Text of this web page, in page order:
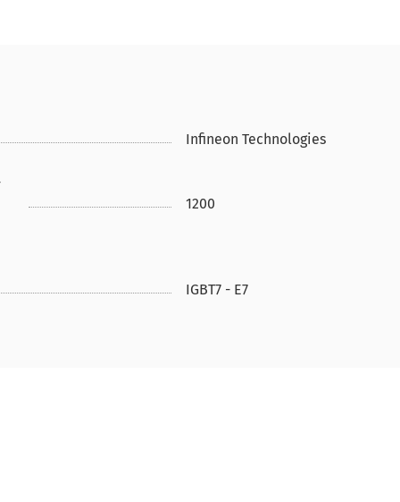
Infineon Technologies
1200
IGBT7 - E7